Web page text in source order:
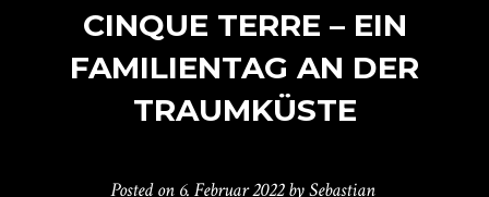
CINQUE TERRE – EIN
FAMILIENTAG AN DER
TRAUMKÜSTE
Posted on 6. Februar 2022 bySebastian